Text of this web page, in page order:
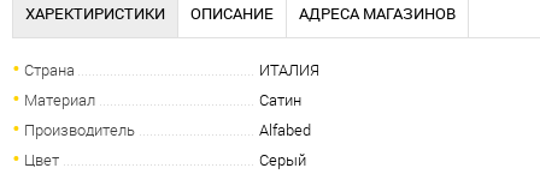
ХАРЕКТИРИСТИКИ ОПИСАНИЕ АДРЕСА МАГАЗИНОВ
Страна
ИТАЛИЯ
Материал
Сатин
Производитель
Alfabed
Цвет
Серый